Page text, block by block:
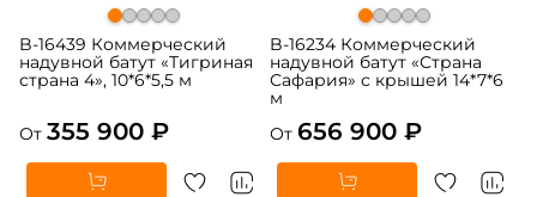
B-16439 Коммерческий
надувной батут «Тигриная
страна 4», 10*6*5,5 м
От 355 900 ₽
B-16234 Коммерческий
надувной батут «Страна
Сафария» с крышей 14*7*6
м
От 656 900 ₽